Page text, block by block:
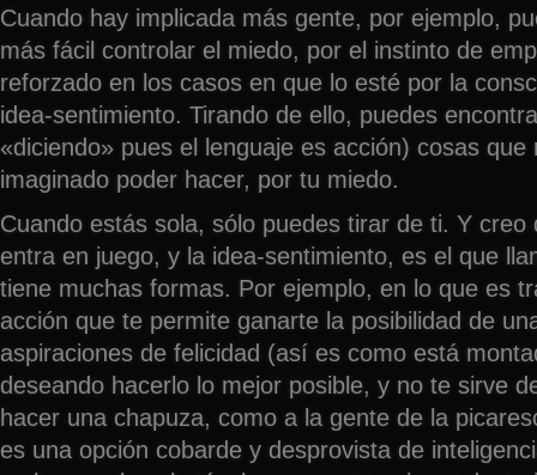
Cuando hay implicada más gente, por ejemplo,
más fácil controlar el miedo, por el instinto de
reforzado en los casos en que lo esté por la
idea-sentimiento. Tirando de ello, puedes
«diciendo» pues el lenguaje es acción) cosas que
imaginado poder hacer, por tu miedo.
Cuando estás sola, sólo puedes tirar de ti. Y creo
entra en juego, y la idea-sentimiento, es el que
tiene muchas formas. Por ejemplo, en lo que es
acción que te permite ganarte la posibilidad de
aspiraciones de felicidad (así es como está
deseando hacerlo lo mejor posible, y no te sirve
hacer una chapuza, como a la gente de la
es una opción cobarde y desprovista de